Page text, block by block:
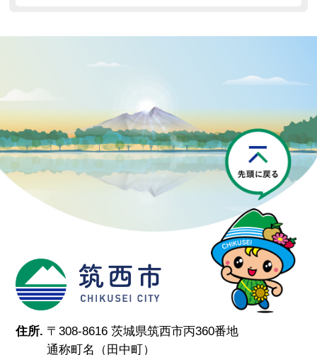
筑西市
住所. 〒308-8616 茨城県筑西市丙360番地
通称町名（田中町）